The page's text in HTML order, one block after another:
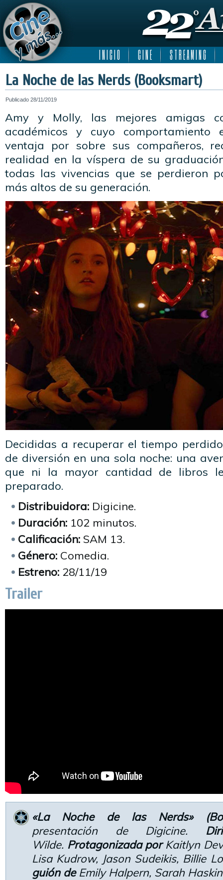
I N I C I O C I N E S T R E A M I N G
La Noche de las Nerds (Booksmart)
Publicado 28/11/2019
Amy y Molly, las mejores amigas
académicos y cuyo
ventaja por sobre sus compañeros,
realidad en la víspera de su
todas las vivencias que se perdieron
más altos de su generación.
Decididas a recuperar el tiempo
de diversión en una sola noche: una
que ni la mayor cantidad de libros
preparado.
Distribuidora: Digicine.
Duración: 102 minutos.
Calificación: SAM 13.
Género: Comedia.
Estreno: 28/11/19
Trailer
«La Noche de las Nerds»
presentación de Digicine.
Wilde. Protagonizada porKaitlyn
Lisa Kudrow, Jason Sudeikis, Billie
guión deEmily Halpern, Sarah